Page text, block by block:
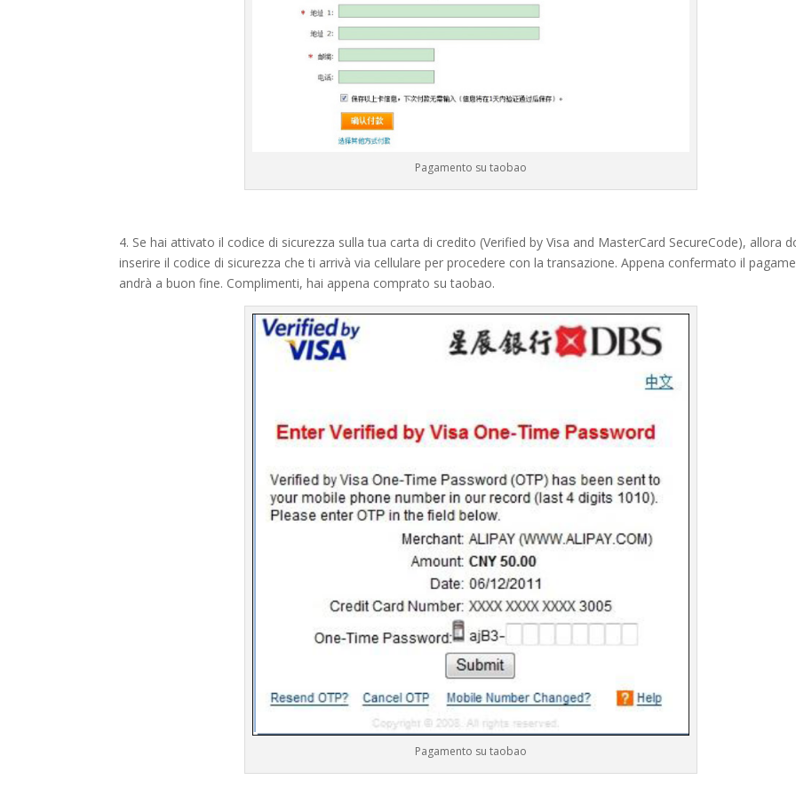
Pagamento su taobao
4. Se hai attivato il codice di sicurezza sulla tua carta di credito (Verified by Visa and MasterCard SecureCode), allora
inserire il codice di sicurezza che ti arrivà via cellulare per procedere con la transazione. Appena confermato il
andrà a buon fine. Complimenti, hai appena comprato su taobao.
Pagamento su taobao